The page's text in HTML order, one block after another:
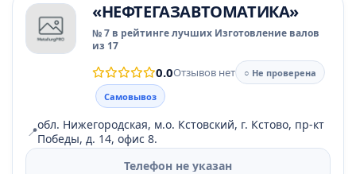
«НЕФТЕГАЗАВТОМАТИКА»
№ 7 в рейтинге лучших Изготовление валов
из 17
0.0Отзывов нет
○ Не проверена
Самовывоз
📍обл. Нижегородская, м.о. Кстовский, г. Кстово, пр-кт
Победы, д. 14, офис 8.
Телефон не указан